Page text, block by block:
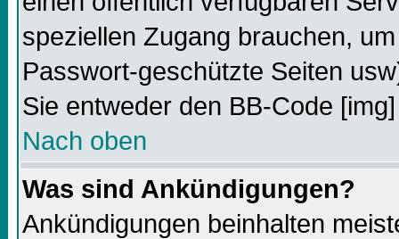
speziellen Zugang brauchen,
Passwort-geschützte Seiten
Sie entweder den BB-Code
Nach oben
Was sind Ankündigungen?
Ankündigungen beinhalten